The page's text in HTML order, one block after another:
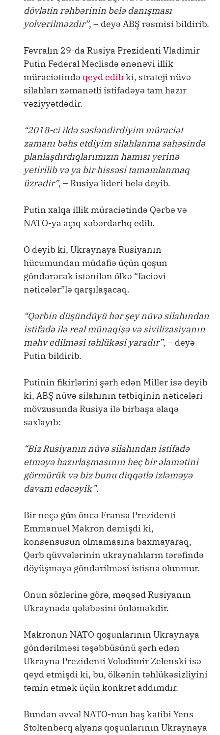
dövlətin rəhbərinin belə danışması
yolverilməzdir”, – deyə ABŞ rəsmisi bildirib.
Fevralın 29-da Rusiya Prezidenti Vladimir
Putin Federal Məclisdə ənənəvi illik
müraciətində qeyd edib ki, strateji nüvə
silahları zəmanətli istifadəyə tam hazır
vəziyyətdədir.
“2018-ci ildə səsləndirdiyim müraciət
zamanı bəhs etdiyim silahlanma sahəsində
planlaşdırdıqlarımızın hamısı yerinə
yetirilib və ya bir hissəsi tamamlanmaq
üzrədir”, – Rusiya lideri belə deyib.
Putin xalqa illik müraciətində Qərbə və
NATO-ya açıq xəbərdarlıq edib.
O deyib ki, Ukraynaya Rusiyanın
hücumundan müdafiə üçün qoşun
göndərəcək istənilən ölkə “faciəvi
nəticələr”lə qarşılaşacaq.
“Qərbin düşündüyü hər şey nüvə silahından
istifadə ilə real münaqişə və sivilizasiyanın
məhv edilməsi təhlükəsi yaradır”, – deyə
Putin bildirib.
Putinin fikirlərini şərh edən Miller isə deyib
ki, ABŞ nüvə silahının tətbiqinin nəticələri
mövzusunda Rusiya ilə birbaşa əlaqə
saxlayıb:
“Biz Rusiyanın nüvə silahından istifadə
etməyə hazırlaşmasının heç bir əlamətini
görmürük və biz bunu diqqətlə izləməyə
davam edəcəyik”.
Bir neçə gün öncə Fransa Prezidenti
Emmanuel Makron demişdi ki,
konsensusun olmamasına baxmayaraq,
Qərb qüvvələrinin ukraynalıların tərəfində
döyüşməyə göndərilməsi istisna olunmur.
Onun sözlərinə görə, məqsəd Rusiyanın
Ukraynada qələbəsini önləməkdir.
Makronun NATO qoşunlarının Ukraynaya
göndərilməsi təşəbbüsünü şərh edən
Ukrayna Prezidenti Volodimir Zelenski isə
qeyd etmişdi ki, bu, ölkənin təhlükəsizliyini
təmin etmək üçün konkret addımdır.
Bundan əvvəl NATO-nun baş katibi Yens
Stoltenberq alyans qoşunlarının Ukraynaya